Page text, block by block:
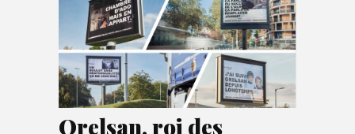
Orelsan, roi des